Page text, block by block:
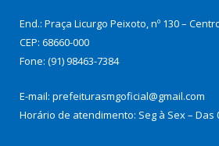
End.: Praça Licurgo Peixoto, nº 130 –
CEP: 68660-000
Fone: (91) 98463-7384
E-mail: prefeiturasmgoficial@gmail.com
Horário de atendimento: Seg à Sex – Das